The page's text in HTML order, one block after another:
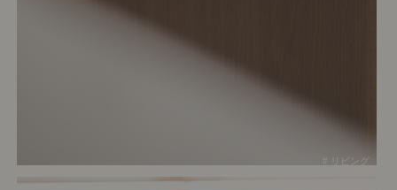
# リビング